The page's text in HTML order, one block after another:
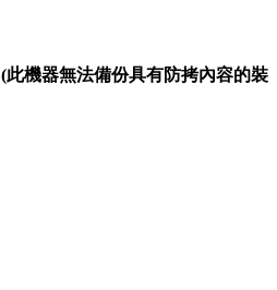
(此機器無法備份具有防拷內容的裝